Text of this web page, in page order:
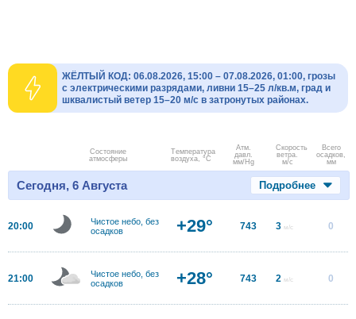
ЖЁЛТЫЙ КОД: 06.08.2026, 15:00 – 07.08.2026, 01:00, грозы
с электрическими разрядами, ливни 15–25 л/кв.м, град и
шквалистый ветер 15–20 м/с в затронутых районах.
Состояние
атмосферы
Температура
воздуха, °C
Атм.
давл.
мм/Hg
Скорость
ветра.
м/с
Всего
осадков,
мм
Сегодня, 6 Августа Подробнее
20:00
Чистое небо, без
осадков
+29° 743 3 м/с 0
21:00
Чистое небо, без
осадков
+28° 743 2 м/с 0